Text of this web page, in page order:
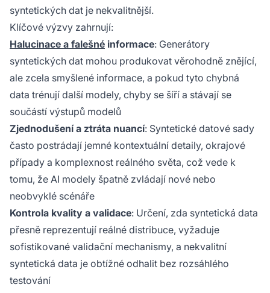
syntetických dat je nekvalitnější.
Klíčové výzvy zahrnují:
Halucinace a falešné informace: Generátory
syntetických dat mohou produkovat věrohodně znějící,
ale zcela smyšlené informace, a pokud tyto chybná
data trénují další modely, chyby se šíří a stávají se
součástí výstupů modelů
Zjednodušení a ztráta nuancí: Syntetické datové sady
často postrádají jemné kontextuální detaily, okrajové
případy a komplexnost reálného světa, což vede k
tomu, že AI modely špatně zvládají nové nebo
neobvyklé scénáře
Kontrola kvality a validace: Určení, zda syntetická data
přesně reprezentují reálné distribuce, vyžaduje
sofistikované validační mechanismy, a nekvalitní
syntetická data je obtížné odhalit bez rozsáhlého
testování